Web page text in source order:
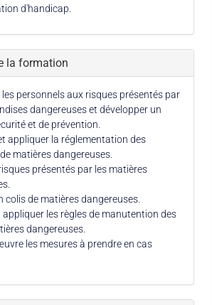
d'handicap.
la formation
les personnels aux risques présentés par
dangereuses et développer un
et de prévention.
appliquer la réglementation des
matières dangereuses.
présentés par les matières
colis de matières dangereuses.
les règles de manutention des
dangereuses.
les mesures à prendre en cas